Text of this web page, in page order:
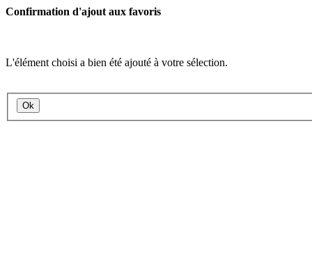
Confirmation d'ajout aux favoris
L'élément choisi a bien été ajouté à votre sélection.